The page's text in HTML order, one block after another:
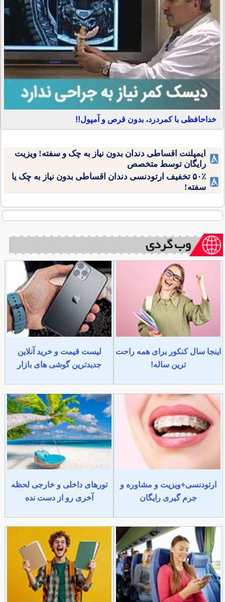
خداحافظی با کمردرد، بدون قرص و آمپول!!
ایمپلنت اقساطی دندان بدون نیاز به چک و سفته! ویزیت
رایگان توسط متخصص
۵۰٪ تخفیف ارتودنسی دندان اقساطی بدون نیاز به چک یا
سفته!
اینجا سال کنکور برای همه راحت
ترین ساله!
لیست قیمت و خرید آنلاین
جدیدترین گوشی های بازار
ارتودنسی+ویزیت و مشاوره و
جرم گیری رایگان
تورهای داخلی و خارجی لحظه
آخری رو از دست نده